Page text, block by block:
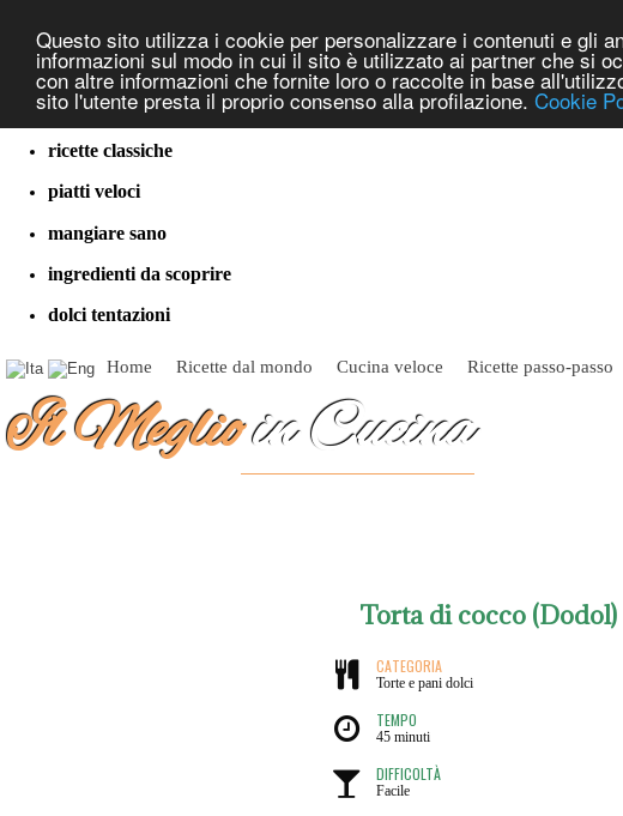
Questo sito utilizza i cookie per personalizzare i contenuti e gli
informazioni sul modo in cui il sito è utilizzato ai partner che si
con altre informazioni che fornite loro o raccolte in base
sito l'utente presta il proprio consenso alla profilazione. Cookie
cucina dal mondo
ricette classiche
piatti veloci
mangiare sano
ingredienti da scoprire
dolci tentazioni
Home Ricette dal mondo Cucina veloce Ricette passo-passo
Il Meglioin Cucina
Torta di cocco (Dodol)
CATEGORIA
Torte e pani dolci
TEMPO
45 minuti
DIFFICOLTÀ
Facile